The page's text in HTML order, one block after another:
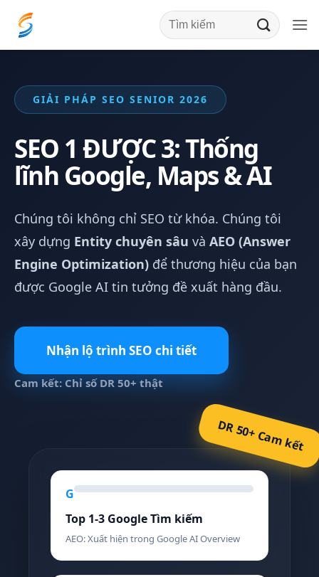
qua
GIẢI PHÁP SEO SENIOR 2026
SEO 1 ĐƯỢC 3: Thống
lĩnh Google, Maps & AI
Chúng tôi không chỉ SEO từ khóa. Chúng tôi
xây dựng Entity chuyên sâu và AEO (Answer
Engine Optimization) để thương hiệu của bạn
được Google AI tin tưởng đề xuất hàng đầu.
Nhận lộ trình SEO chi tiết
Cam kết: Chỉ số DR 50+ thật
G
Top 1-3 Google Tìm kiếm
AEO: Xuất hiện trong Google AI Overview
DR 50+ Cam kết